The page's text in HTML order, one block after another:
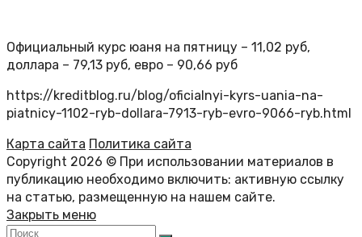
Официальный курс юаня на пятницу – 11,02 руб,
доллара – 79,13 руб, евро – 90,66 руб
https://kreditblog.ru/blog/oficialnyi-kyrs-uania-na-
piatnicy-1102-ryb-dollara-7913-ryb-evro-9066-ryb.html
Карта сайта Политика сайта
Copyright 2026 © При использовании материалов в
публикацию необходимо включить: активную ссылку
на статью, размещенную на нашем сайте.
Закрыть меню